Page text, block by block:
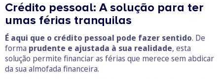
Crédito pessoal: A solução para ter
umas férias tranquilas
É aqui que o crédito pessoal pode fazer sentido. De
forma prudente e ajustada à sua realidade, esta
solução permite financiar as férias que merece sem abdicar
da sua almofada financeira.